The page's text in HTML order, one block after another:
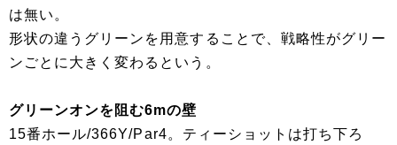
は無い。
形状の違うグリーンを用意することで、戦略性がグリー
ンごとに大きく変わるという。
グリーンオンを阻む6mの壁
15番ホール/366Y/Par4。ティーショットは打ち下ろ